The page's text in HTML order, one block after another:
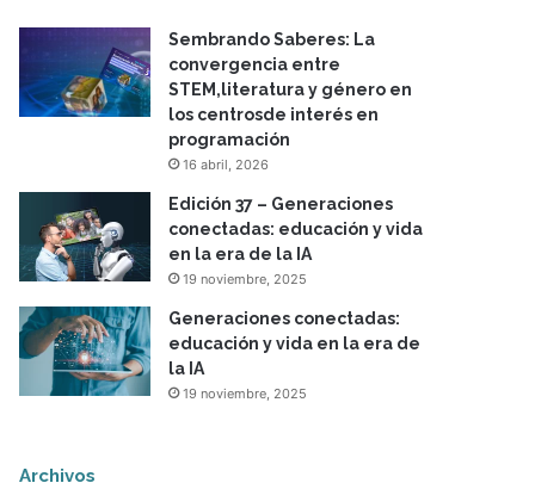
Sembrando Saberes: La
convergencia entre
STEM,literatura y género en
los centrosde interés en
programación
16 abril, 2026
Edición 37 – Generaciones
conectadas: educación y vida
en la era de la IA
19 noviembre, 2025
Generaciones conectadas:
educación y vida en la era de
la IA
19 noviembre, 2025
Archivos